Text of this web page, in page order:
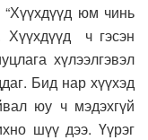
юм чинь
Хүүхдүүд ч гэсэн
хүлээлгэвэл
Бид нар хүүхэд
юу ч мэдэхгүй
шүү дээ. Үүрэг